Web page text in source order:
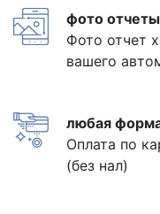
фото отчеты
Фото отчет
вашего
любая
Оплата по
(без нал)